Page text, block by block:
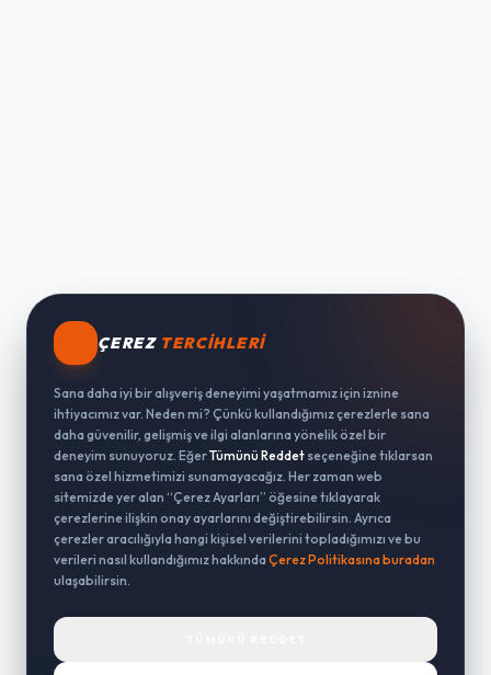
ÇEREZ TERCIHLERI
Sana daha iyi bir alışveriş deneyimi yaşatmamız için iznine
ihtiyacımız var. Neden mi? Çünkü kullandığımız çerezlerle sana
daha güvenilir, gelişmiş ve ilgi alanlarına yönelik özel bir
deneyim sunuyoruz. EğerTümünü Reddet seçeneğine tıklarsan
sana özel hizmetimizi sunamayacağız. Her zaman web
sitemizde yer alan “Çerez Ayarları” öğesine tıklayarak
çerezlerine ilişkin onay ayarlarını değiştirebilirsin. Ayrıca
çerezler aracılığıyla hangi kişisel verilerini topladığımızı ve bu
verileri nasıl kullandığımız hakkında Çerez Politikasına buradan
ulaşabilirsin.